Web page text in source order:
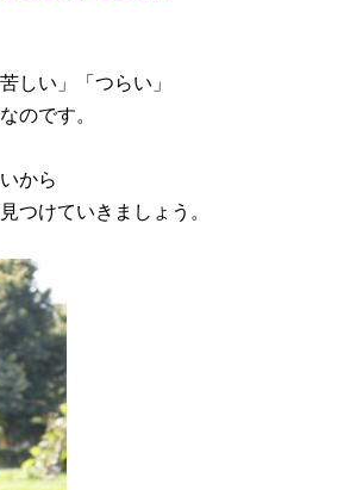
しい」「つらい」
のです。
から
つけていきましょう。